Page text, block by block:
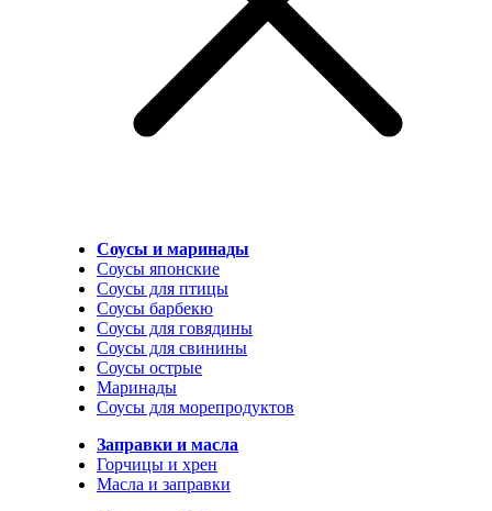
Соусы и маринады
Соусы японские
Соусы для птицы
Соусы барбекю
Соусы для говядины
Соусы для свинины
Соусы острые
Маринады
Соусы для морепродуктов
Заправки и масла
Горчицы и хрен
Масла и заправки